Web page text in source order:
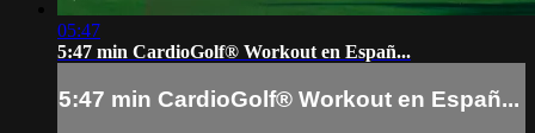
05:47
5:47 min CardioGolf® Workout en Españ...
5:47 min CardioGolf® Workout en Españ...